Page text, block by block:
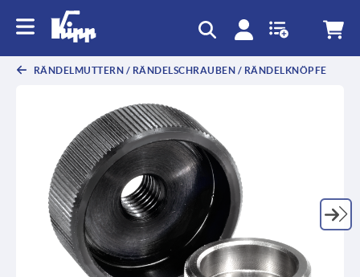
RÄNDELMUTTERN / RÄNDELSCHRAUBEN / RÄNDELKNÖPFE